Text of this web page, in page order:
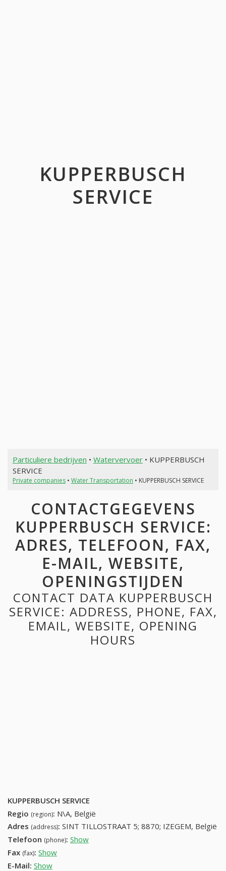
KUPPERBUSCH
SERVICE
Particuliere bedrijven • Watervervoer• KUPPERBUSCH
SERVICE
Private companies• Water Transportation • KUPPERBUSCH SERVICE
CONTACTGEGEVENS
KUPPERBUSCH SERVICE:
ADRES, TELEFOON, FAX,
E-MAIL, WEBSITE,
OPENINGSTIJDEN
CONTACT DATA KUPPERBUSCH
SERVICE: ADDRESS, PHONE, FAX,
EMAIL, WEBSITE, OPENING
HOURS
KUPPERBUSCH SERVICE
Regio (region): N\A, België
Adres (address): SINT TILLOSTRAAT 5; 8870; IZEGEM, België
Telefoon (phone): Show
Fax (fax): Show
E-Mail: Show